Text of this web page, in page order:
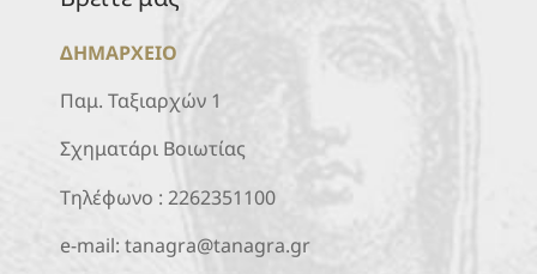
ΔΗΜΑΡΧΕΙΟ
Παμ. Ταξιαρχών 1
Σχηματάρι Βοιωτίας
Τηλέφωνο : 2262351100
e-mail: tanagra@tanagra.gr